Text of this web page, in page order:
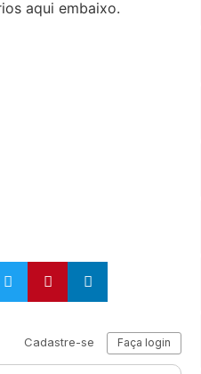
aqui embaixo.